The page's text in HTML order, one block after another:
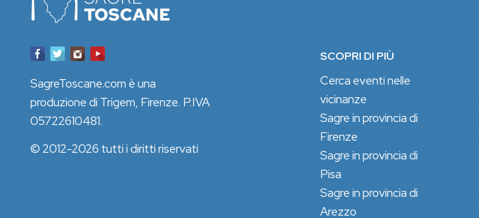
SCOPRI DI PIÙ
Cerca eventi nelle
vicinanze
Sagre in provincia di
Firenze
Sagre in provincia di
Pisa
Sagre in provincia di
Arezzo
SagreToscane.com è una
produzione di Trigem, Firenze. P.IVA
05722610481.
© 2012-2026 tutti i diritti riservati